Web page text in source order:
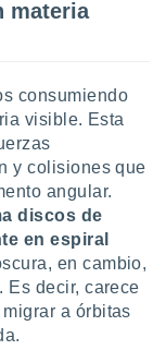
materia
consumiendo
visible. Esta
y colisiones que
angular.
discos de
en espiral
en cambio,
Es decir, carece
a órbitas